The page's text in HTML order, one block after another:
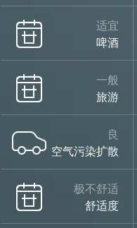
适宜
啤酒
一般
旅游
良
空气污染扩散
极不舒适
舒适度